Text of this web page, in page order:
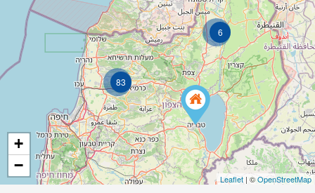
6
83
+
−
Leaflet | ©OpenStreetMap